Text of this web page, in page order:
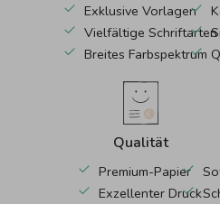
Exklusive Vorlagen
Vielfältige Schriftarten
Breites Farbspektrum
Qualität
Premium-Papier
Exzellenter Druck